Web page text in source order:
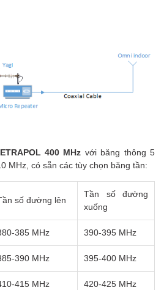
400 MHz với băng thông 5
MHz, có sẵn các tùy chọn băng tần:
số đường lên
Tần số đường
xuống
385 MHz 390-395 MHz
390 MHz 395-400 MHz
415 MHz 420-425 MHz